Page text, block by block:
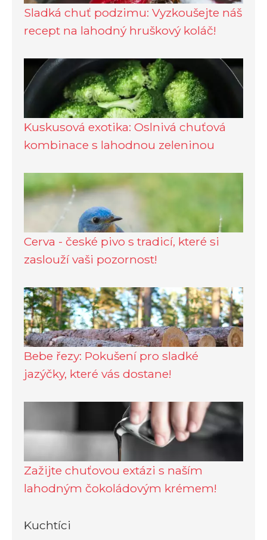
Sladká chuť podzimu: Vyzkoušejte náš
recept na lahodný hruškový koláč!
Kuskusová exotika: Oslnivá chuťová
kombinace s lahodnou zeleninou
Cerva - české pivo s tradicí, které si
zaslouží vaši pozornost!
Bebe řezy: Pokušení pro sladké
jazýčky, které vás dostane!
Zažijte chuťovou extázi s naším
lahodným čokoládovým krémem!
Kuchtíci